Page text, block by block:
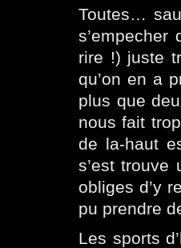
Toutes…
rire !) juste
qu’on en a
plus que
nous fait
de la-haut
s’est trouve
obliges d’y
pu prendre
Les sports